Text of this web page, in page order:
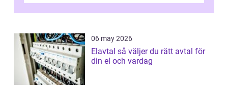
06 may 2026
Elavtal så väljer du rätt avtal för
din el och vardag